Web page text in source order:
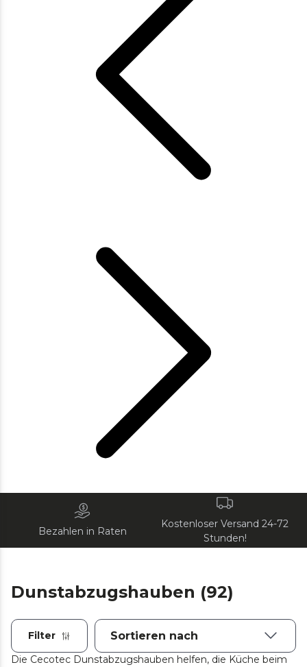
Bezahlen in Raten
Kostenloser Versand 24-72
Stunden!
Dunstabzugshauben (92)
Filter
Die Cecotec Dunstabzugshauben helfen, die Küche beim